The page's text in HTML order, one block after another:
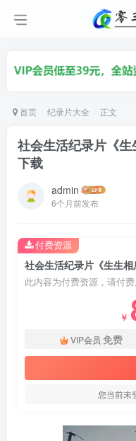
首页 纪录片大全 正文
社会生活纪录片《
下载
admin
6个月前发布
社会生活纪录片《生生
此内容为付费资源，请付
￥
VIP会员 免费
您当前未
付费资源